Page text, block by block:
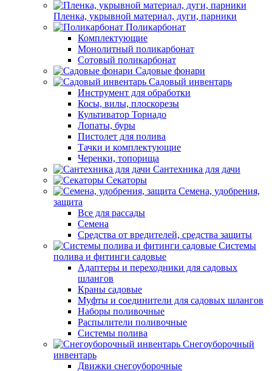
Пленка, укрывной материал, дуги, парники
Поликарбонат
Комплектующие
Монолитный поликарбонат
Сотовый поликарбонат
Садовые фонари
Садовый инвентарь
Инструмент для обработки
Косы, вилы, плоскорезы
Культиватор Торнадо
Лопаты, буры
Пистолет для полива
Тачки и комплектующие
Черенки, топорища
Сантехника для дачи
Секаторы
Семена, удобрения,
защита
Все для рассады
Семена
Средства от вредителей, средства защиты
Системы
полива и фитинги садовые
Адаптеры и переходники для садовых
шлангов
Краны садовые
Муфты и соединители для садовых шлангов
Наборы поливочные
Распылители поливочные
Системы полива
Снегоуборочный
инвентарь
Движки снегоуборочные